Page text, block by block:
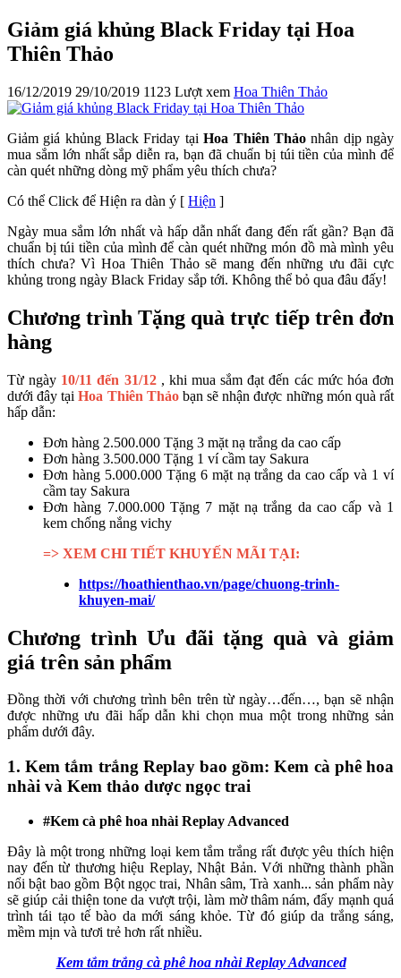
Giảm giá khủng Black Friday tại Hoa
Thiên Thảo
16/12/2019 29/10/2019 1123 Lượt xem Hoa Thiên Thảo
Giảm giá khủng Black Friday tạiHoa Thiên Thảonhân dịp ngày
mua sắm lớn nhất sắp diễn ra, bạn đã chuẩn bị túi tiền của mình để
càn quét những dòng mỹ phẩm yêu thích chưa?
Có thể Click để Hiện ra dàn ý [ Hiện ]
Ngày mua sắm lớn nhất và hấp dẫn nhất đang đến rất gần? Bạn đã
chuẩn bị túi tiền của mình để càn quét những món đồ mà mình yêu
thích chưa? Vì Hoa Thiên Thảo sẽ mang đến những ưu đãi cực
khủng trong ngày Black Friday sắp tới. Không thể bỏ qua đâu đấy!
Chương trình Tặng quà trực tiếp trên đơn
hàng
Từ ngày 10/11 đến 31/12, khi mua sắm đạt đến các mức hóa đơn
dưới đây tạiHoa Thiên Thảobạn sẽ nhận được những món quà rất
hấp dẫn:
Đơn hàng 2.500.000 Tặng 3 mặt nạ trắng da cao cấp
Đơn hàng 3.500.000 Tặng 1 ví cầm tay Sakura
Đơn hàng 5.000.000 Tặng 6 mặt nạ trắng da cao cấp và 1 ví
cầm tay Sakura
Đơn hàng 7.000.000 Tặng 7 mặt nạ trắng da cao cấp và 1
kem chống nắng vichy
=> XEM CHI TIẾT KHUYẾN MÃI TẠI:
https://hoathienthao.vn/page/chuong-trinh-
khuyen-mai/
Chương trình Ưu đãi tặng quà và giảm
giá trên sản phẩm
Đồng thời với chương trình bên trên từ ngày…đến…, bạn sẽ nhận
được những ưu đãi hấp dẫn khi chọn mua một trong những sản
phẩm dưới đây.
1. Kem tắm trắng Replay bao gồm: Kem cà phê hoa
nhài và Kem thảo dược ngọc trai
#Kem cà phê hoa nhài Replay Advanced
Đây là một trong những loại kem tắm trắng rất được yêu thích hiện
nay đến từ thương hiệu Replay, Nhật Bản. Với những thành phần
nổi bật bao gồm Bột ngọc trai, Nhân sâm, Trà xanh... sản phẩm này
sẽ giúp cải thiện tone da vượt trội, làm mờ thâm nám, đẩy mạnh quá
trình tái tạo tế bào da mới sáng khỏe. Từ đó giúp da trắng sáng,
mềm mịn và tươi trẻ hơn rất nhiều.
Kem tắm trắng cà phê hoa nhài Replay Advanced